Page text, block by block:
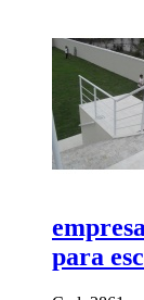
para